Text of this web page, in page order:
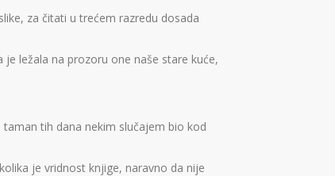
za čitati u trećem razredu dosada
ležala na prozoru one naše stare kuće,
tih dana nekim slučajem bio kod
je vridnost knjige, naravno da nije